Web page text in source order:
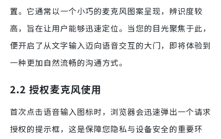
置。它通常以一个小巧的麦克风图案呈现，辨识度较
高，旨在让用户能够迅速定位。当您的目光聚焦于此，
便开启了从文字输入迈向语音交互的大门，即将体验到
一种更加自然流畅的沟通方式。
2.2 授权麦克风使用
首次点击语音输入图标时，浏览器会迅速弹出一个请求
授权的提示框，这是保障您隐私与设备安全的重要环